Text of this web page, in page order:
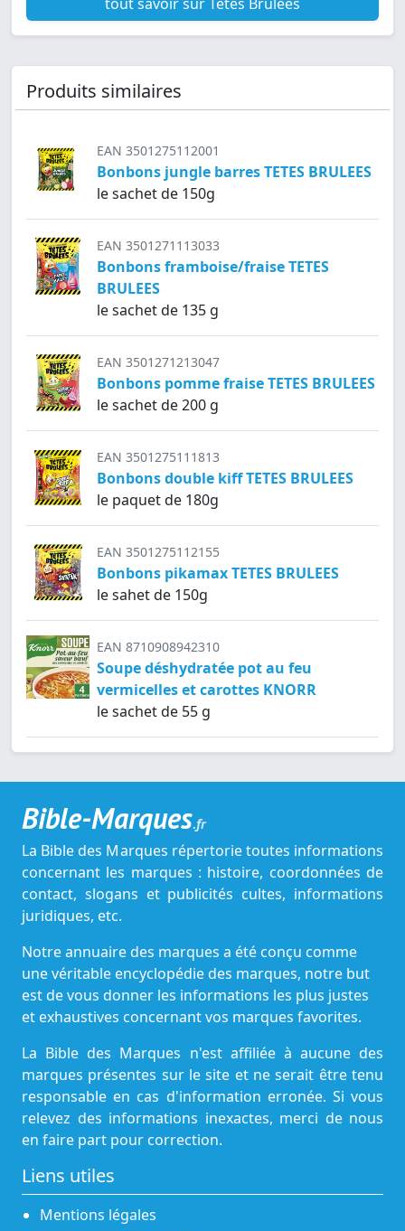
Produits similaires
EAN 3501275112001
Bonbons jungle barres TETES BRULEES
le sachet de 150g
EAN 3501271113033
Bonbons framboise/fraise TETES
BRULEES
le sachet de 135 g
EAN 3501271213047
Bonbons pomme fraise TETES BRULEES
le sachet de 200 g
EAN 3501275111813
Bonbons double kiff TETES BRULEES
le paquet de 180g
EAN 3501275112155
Bonbons pikamax TETES BRULEES
le sahet de 150g
EAN 8710908942310
Soupe déshydratée pot au feu
vermicelles et carottes KNORR
le sachet de 55 g
Bible-Marques.fr
La Bible des Marques répertorie toutes informations
concernant les marques : histoire, coordonnées de
contact, slogans et publicités cultes, informations
juridiques, etc.
Notre annuaire des marques a été conçu comme
une véritable encyclopédie des marques, notre but
est de vous donner les informations les plus justes
et exhaustives concernant vos marques favorites.
La Bible des Marques n'est affiliée à aucune des
marques présentes sur le site et ne serait être tenu
responsable en cas d'information erronée. Si vous
relevez des informations inexactes, merci de nous
en faire part pour correction.
Liens utiles
Mentions légales